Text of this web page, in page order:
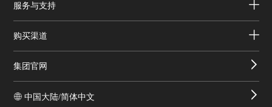
服务与支持
购买渠道
集团官网
中国大陆/简体中文